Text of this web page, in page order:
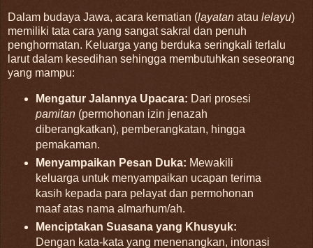
Dalam budaya Jawa, acara kematian (layatan atau lelayu)
memiliki tata cara yang sangat sakral dan penuh
penghormatan. Keluarga yang berduka seringkali terlalu
larut dalam kesedihan sehingga membutuhkan seseorang
yang mampu:
Mengatur Jalannya Upacara: Dari prosesi
pamitan(permohonan izin jenazah
diberangkatkan), pemberangkatan, hingga
pemakaman.
Menyampaikan Pesan Duka: Mewakili
keluarga untuk menyampaikan ucapan terima
kasih kepada para pelayat dan permohonan
maaf atas nama almarhum/ah.
Menciptakan Suasana yang Khusyuk:
Dengan kata-kata yang menenangkan, intonasi